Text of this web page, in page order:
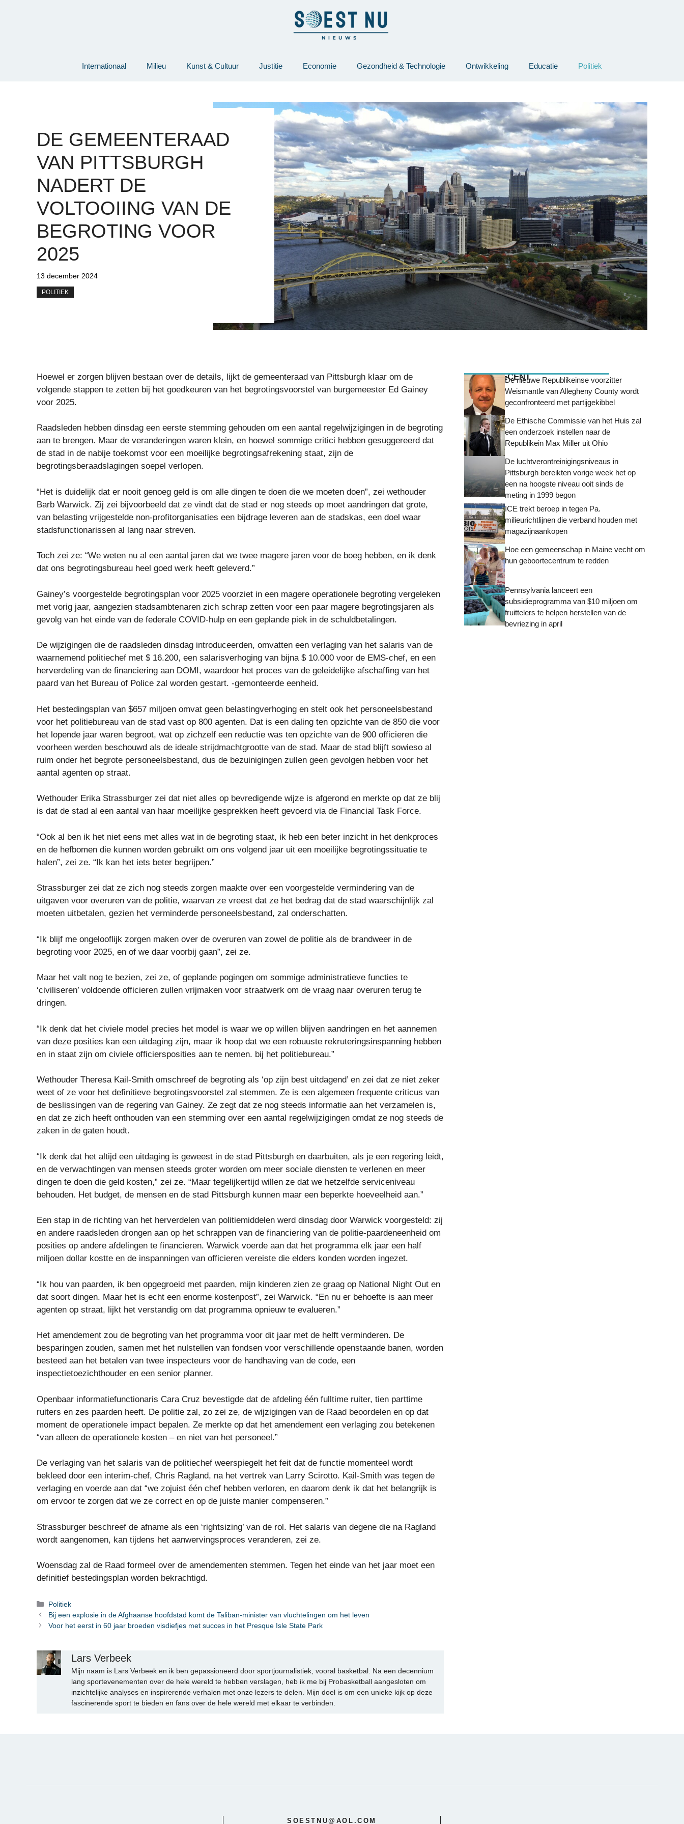
Internationaal Milieu Kunst & Cultuur Justitie Economie Gezondheid & Technologie Ontwikkeling Educatie Politiek
DE GEMEENTERAAD
VAN PITTSBURGH
NADERT DE
VOLTOOIING VAN DE
BEGROTING VOOR
2025
13 december 2024
POLITIEK
Hoewel er zorgen blijven bestaan ​​over de details, lijkt de gemeenteraad van Pittsburgh klaar om de
volgende stappen te zetten bij het goedkeuren van het begrotingsvoorstel van burgemeester Ed Gainey
voor 2025.
Raadsleden hebben dinsdag een eerste stemming gehouden om een ​​aantal regelwijzigingen in de begroting
aan te brengen. Maar de veranderingen waren klein, en hoewel sommige critici hebben gesuggereerd dat
de stad in de nabije toekomst voor een moeilijke begrotingsafrekening staat, zijn de
begrotingsberaadslagingen soepel verlopen.
“Het is duidelijk dat er nooit genoeg geld is om alle dingen te doen die we moeten doen”, zei wethouder
Barb Warwick. Zij zei bijvoorbeeld dat ze vindt dat de stad er nog steeds op moet aandringen dat grote,
van belasting vrijgestelde non-profitorganisaties een bijdrage leveren aan de stadskas, een doel waar
stadsfunctionarissen al lang naar streven.
Toch zei ze: “We weten nu al een aantal jaren dat we twee magere jaren voor de boeg hebben, en ik denk
dat ons begrotingsbureau heel goed werk heeft geleverd.”
Gainey’s voorgestelde begrotingsplan voor 2025 voorziet in een magere operationele begroting vergeleken
met vorig jaar, aangezien stadsambtenaren zich schrap zetten voor een paar magere begrotingsjaren als
gevolg van het einde van de federale COVID-hulp en een geplande piek in de schuldbetalingen.
De wijzigingen die de raadsleden dinsdag introduceerden, omvatten een verlaging van het salaris van de
waarnemend politiechef met $ 16.200, een salarisverhoging van bijna $ 10.000 voor de EMS-chef, en een
herverdeling van de financiering aan DOMI, waardoor het proces van de geleidelijke afschaffing van het
paard van het Bureau of Police zal worden gestart. -gemonteerde eenheid.
Het bestedingsplan van $657 miljoen omvat geen belastingverhoging en stelt ook het personeelsbestand
voor het politiebureau van de stad vast op 800 agenten. Dat is een daling ten opzichte van de 850 die voor
het lopende jaar waren begroot, wat op zichzelf een reductie was ten opzichte van de 900 officieren die
voorheen werden beschouwd als de ideale strijdmachtgrootte van de stad. Maar de stad blijft sowieso al
ruim onder het begrote personeelsbestand, dus de bezuinigingen zullen geen gevolgen hebben voor het
aantal agenten op straat.
Wethouder Erika Strassburger zei dat niet alles op bevredigende wijze is afgerond en merkte op dat ze blij
is dat de stad al een aantal van haar moeilijke gesprekken heeft gevoerd via de Financial Task Force.
“Ook al ben ik het niet eens met alles wat in de begroting staat, ik heb een beter inzicht in het denkproces
en de hefbomen die kunnen worden gebruikt om ons volgend jaar uit een moeilijke begrotingssituatie te
halen”, zei ze. “Ik kan het iets beter begrijpen.”
Strassburger zei dat ze zich nog steeds zorgen maakte over een voorgestelde vermindering van de
uitgaven voor overuren van de politie, waarvan ze vreest dat ze het bedrag dat de stad waarschijnlijk zal
moeten uitbetalen, gezien het verminderde personeelsbestand, zal onderschatten.
“Ik blijf me ongelooflijk zorgen maken over de overuren van zowel de politie als de brandweer in de
begroting voor 2025, en of we daar voorbij gaan”, zei ze.
Maar het valt nog te bezien, zei ze, of geplande pogingen om sommige administratieve functies te
‘civiliseren’ voldoende officieren zullen vrijmaken voor straatwerk om de vraag naar overuren terug te
dringen.
“Ik denk dat het civiele model precies het model is waar we op willen blijven aandringen en het aannemen
van deze posities kan een uitdaging zijn, maar ik hoop dat we een robuuste rekruteringsinspanning hebben
en in staat zijn om civiele officiersposities aan te nemen. bij het politiebureau.”
Wethouder Theresa Kail-Smith omschreef de begroting als ‘op zijn best uitdagend’ en zei dat ze niet zeker
weet of ze voor het definitieve begrotingsvoorstel zal stemmen. Ze is een algemeen frequente criticus van
de beslissingen van de regering van Gainey. Ze zegt dat ze nog steeds informatie aan het verzamelen is,
en dat ze zich heeft onthouden van een stemming over een aantal regelwijzigingen omdat ze nog steeds de
zaken in de gaten houdt.
“Ik denk dat het altijd een uitdaging is geweest in de stad Pittsburgh en daarbuiten, als je een regering leidt,
en de verwachtingen van mensen steeds groter worden om meer sociale diensten te verlenen en meer
dingen te doen die geld kosten,” zei ze. “Maar tegelijkertijd willen ze dat we hetzelfde serviceniveau
behouden. Het budget, de mensen en de stad Pittsburgh kunnen maar een beperkte hoeveelheid aan.”
Een stap in de richting van het herverdelen van politiemiddelen werd dinsdag door Warwick voorgesteld: zij
en andere raadsleden drongen aan op het schrappen van de financiering van de politie-paardeneenheid om
posities op andere afdelingen te financieren. Warwick voerde aan dat het programma elk jaar een half
miljoen dollar kostte en de inspanningen van officieren vereiste die elders konden worden ingezet.
“Ik hou van paarden, ik ben opgegroeid met paarden, mijn kinderen zien ze graag op National Night Out en
dat soort dingen. Maar het is echt een enorme kostenpost”, zei Warwick. “En nu er behoefte is aan meer
agenten op straat, lijkt het verstandig om dat programma opnieuw te evalueren.”
Het amendement zou de begroting van het programma voor dit jaar met de helft verminderen. De
besparingen zouden, samen met het nulstellen van fondsen voor verschillende openstaande banen, worden
besteed aan het betalen van twee inspecteurs voor de handhaving van de code, een
inspectietoezichthouder en een senior planner.
Openbaar informatiefunctionaris Cara Cruz bevestigde dat de afdeling één fulltime ruiter, tien parttime
ruiters en zes paarden heeft. De politie zal, zo zei ze, de wijzigingen van de Raad beoordelen en op dat
moment de operationele impact bepalen. Ze merkte op dat het amendement een verlaging zou betekenen
“van alleen de operationele kosten – en niet van het personeel.”
De verlaging van het salaris van de politiechef weerspiegelt het feit dat de functie momenteel wordt
bekleed door een interim-chef, Chris Ragland, na het vertrek van Larry Scirotto. Kail-Smith was tegen de
verlaging en voerde aan dat “we zojuist één chef hebben verloren, en daarom denk ik dat het belangrijk is
om ervoor te zorgen dat we ze correct en op de juiste manier compenseren.”
Strassburger beschreef de afname als een ‘rightsizing’ van de rol. Het salaris van degene die na Ragland
wordt aangenomen, kan tijdens het aanwervingsproces veranderen, zei ze.
Woensdag zal de Raad formeel over de amendementen stemmen. Tegen het einde van het jaar moet een
definitief bestedingsplan worden bekrachtigd.
Categorieën
Politiek
Bij een explosie in de Afghaanse hoofdstad komt de Taliban-minister van vluchtelingen om het leven
Voor het eerst in 60 jaar broeden visdiefjes met succes in het Presque Isle State Park
Lars Verbeek
Mijn naam is Lars Verbeek en ik ben gepassioneerd door sportjournalistiek, vooral basketbal. Na een decennium
lang sportevenementen over de hele wereld te hebben verslagen, heb ik me bij Probasketball aangesloten om
inzichtelijke analyses en inspirerende verhalen met onze lezers te delen. Mijn doel is om een unieke kijk op deze
fascinerende sport te bieden en fans over de hele wereld met elkaar te verbinden.
MEEST RECENTDe nieuwe Republikeinse voorzitter
Weismantle van Allegheny County wordt
geconfronteerd met partijgekibbel
De Ethische Commissie van het Huis zal
een onderzoek instellen naar de
Republikein Max Miller uit Ohio
De luchtverontreinigingsniveaus in
Pittsburgh bereikten vorige week het op
een na hoogste niveau ooit sinds de
meting in 1999 begon
ICE trekt beroep in tegen Pa.
milieurichtlijnen die verband houden met
magazijnaankopen
Hoe een gemeenschap in Maine vecht om
hun geboortecentrum te redden
Pennsylvania lanceert een
subsidieprogramma van $10 miljoen om
fruittelers te helpen herstellen van de
bevriezing in april
SOESTNU@AOL.COM